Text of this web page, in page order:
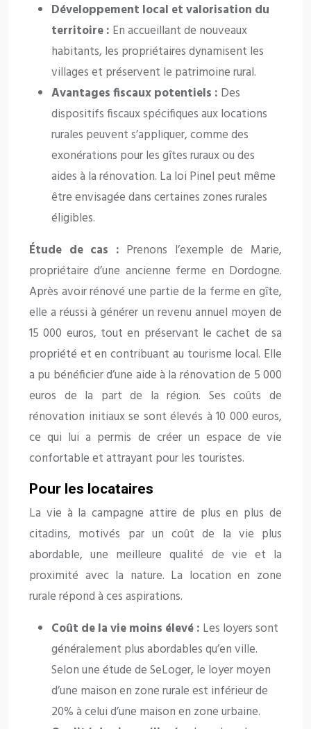
Développement local et valorisation du
territoire : En accueillant de nouveaux
habitants, les propriétaires dynamisent les
villages et préservent le patrimoine rural.
Avantages fiscaux potentiels : Des
dispositifs fiscaux spécifiques aux locations
rurales peuvent s’appliquer, comme des
exonérations pour les gîtes ruraux ou des
aides à la rénovation. La loi Pinel peut même
être envisagée dans certaines zones rurales
éligibles.
Étude de cas : Prenons l’exemple de Marie,
propriétaire d’une ancienne ferme en Dordogne.
Après avoir rénové une partie de la ferme en gîte,
elle a réussi à générer un revenu annuel moyen de
15 000 euros, tout en préservant le cachet de sa
propriété et en contribuant au tourisme local. Elle
a pu bénéficier d’une aide à la rénovation de 5 000
euros de la part de la région. Ses coûts de
rénovation initiaux se sont élevés à 10 000 euros,
ce qui lui a permis de créer un espace de vie
confortable et attrayant pour les touristes.
Pour les locataires
La vie à la campagne attire de plus en plus de
citadins, motivés par un coût de la vie plus
abordable, une meilleure qualité de vie et la
proximité avec la nature. La location en zone
rurale répond à ces aspirations.
Coût de la vie moins élevé : Les loyers sont
généralement plus abordables qu’en ville.
Selon une étude de SeLoger, le loyer moyen
d’une maison en zone rurale est inférieur de
20% à celui d’une maison en zone urbaine.